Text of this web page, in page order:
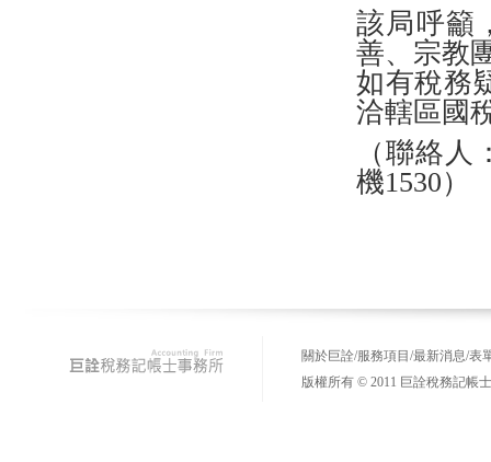
該局呼籲
善、宗教
如有稅務
洽轄區國
（聯絡
機1530）
關於巨詮/服務項目 /最新消息/表
版權所有 © 2011 巨詮稅務記帳